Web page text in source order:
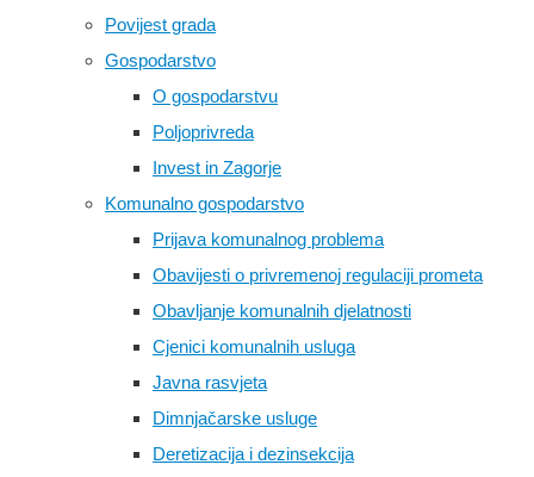
Povijest grada
Gospodarstvo
O gospodarstvu
Poljoprivreda
Invest in Zagorje
Komunalno gospodarstvo
Prijava komunalnog problema
Obavijesti o privremenoj regulaciji prometa
Obavljanje komunalnih djelatnosti
Cjenici komunalnih usluga
Javna rasvjeta
Dimnjačarske usluge
Deretizacija i dezinsekcija